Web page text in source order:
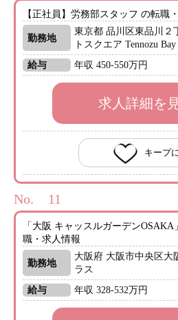
【正社員】労務部スタッフ の転職
勤務地
東京都 品川区東品川２
トスクエア Tennozu
給与
年収 450-550万円
求人詳細を
キープ
No.
「大阪 キャッスルガーデン
職・求人情報
勤務地
大阪府 大阪市中央区大
ラス
給与
年収 328-532万円